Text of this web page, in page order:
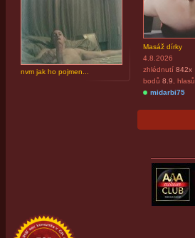
nvm jak ho pojmen...
Masáž dírky
4.8.2026
zhlédnutí 842x
bodů 8.9 , hlasů
midarbi75